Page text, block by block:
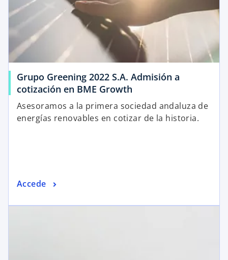
Grupo Greening 2022 S.A. Admisión a
cotización en BME Growth
Asesoramos a la primera sociedad andaluza de
energías renovables en cotizar de la historia.
Accede